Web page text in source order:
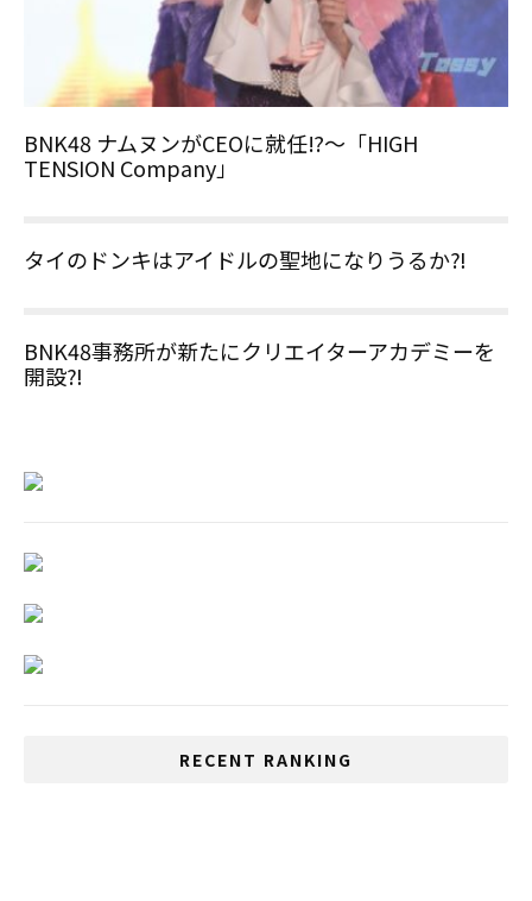
BNK48 ナムヌンがCEOに就任⁉～「HIGH
TENSION Company」
タイのドンキはアイドルの聖地になりうるか⁈
BNK48事務所が新たにクリエイターアカデミーを
開設⁈
RECENT RANKING